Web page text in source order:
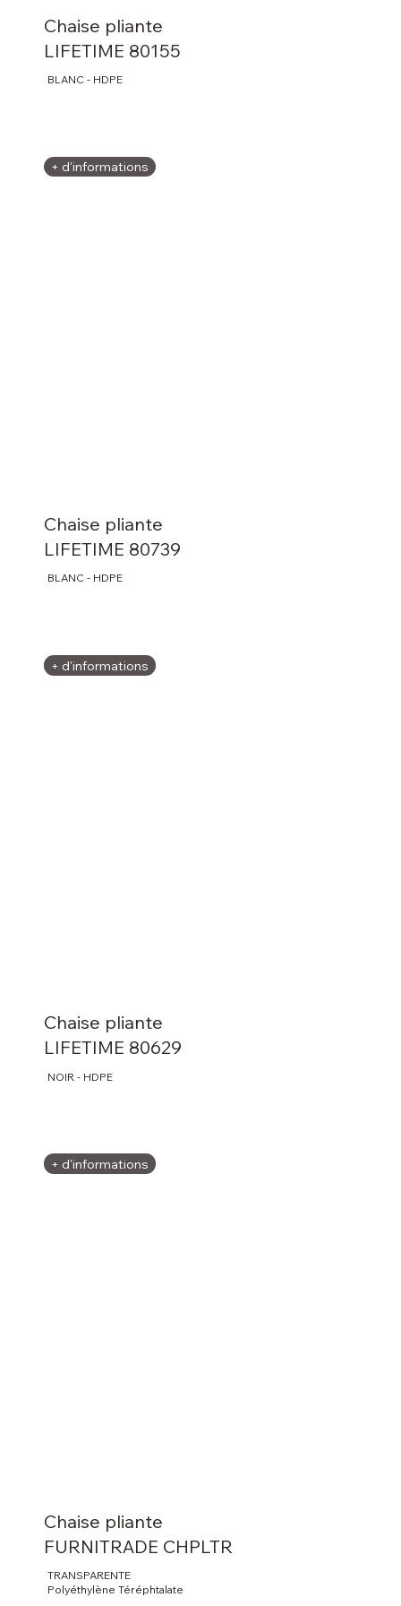
Chaise pliante
LIFETIME 80155
BLANC - HDPE
+ d'informations
Chaise pliante
LIFETIME 80739
BLANC - HDPE
+ d'informations
Chaise pliante
LIFETIME 80629
NOIR - HDPE
+ d'informations
Chaise pliante
FURNITRADE CHPLTR
TRANSPARENTE
Polyéthylène Téréphtalate